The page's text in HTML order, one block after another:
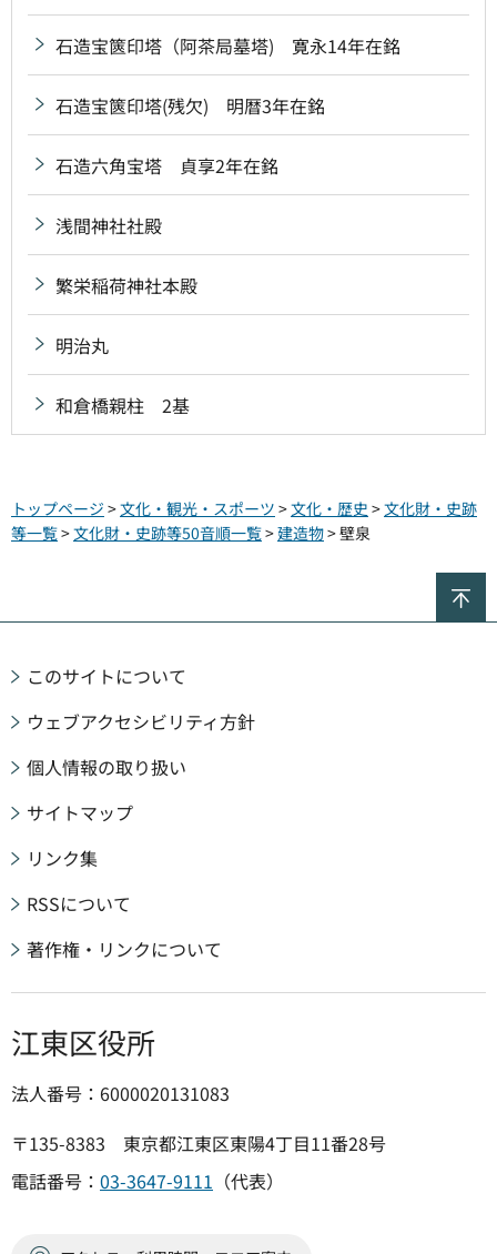
石造宝篋印塔（阿茶局墓塔) 寛永14年在銘
石造宝篋印塔(残欠) 明暦3年在銘
石造六角宝塔 貞享2年在銘
浅間神社社殿
繁栄稲荷神社本殿
明治丸
和倉橋親柱 2基
トップページ >文化・観光・スポーツ >文化・歴史 >文化財・史跡
等一覧>文化財・史跡等50音順一覧>建造物> 壁泉
このサイトについて
ウェブアクセシビリティ方針
個人情報の取り扱い
サイトマップ
リンク集
RSSについて
著作権・リンクについて
江東区役所
法人番号：6000020131083
〒135-8383 東京都江東区東陽4丁目11番28号
電話番号： 03-3647-9111 （代表）